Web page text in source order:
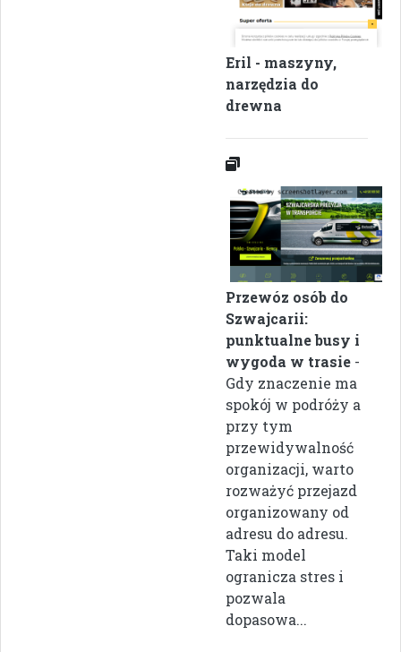
Eril - maszyny,
narzędzia do
drewna
Przewóz osób do
Szwajcarii:
punktualne busy i
wygoda w trasie -
Gdy znaczenie ma
spokój w podróży a
przy tym
przewidywalność
organizacji, warto
rozważyć przejazd
organizowany od
adresu do adresu.
Taki model
ogranicza stres i
pozwala
dopasowa...